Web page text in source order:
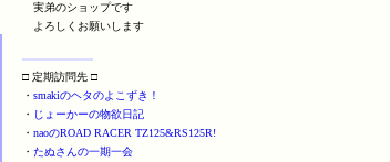
実弟のショップです
よろしくお願いします
□ 定期訪問先 □
・ smakiのヘタのよこずき！
・
じょーかーの物欲日記
・ naoのROAD RACER TZ125&RS125R!
・ たぬさんの一期一会